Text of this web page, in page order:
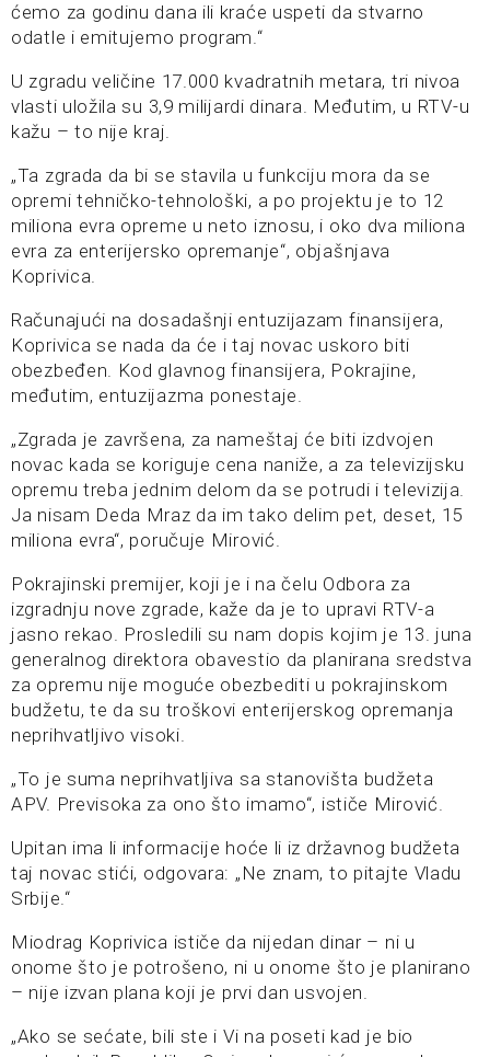
ćemo za godinu dana ili kraće uspeti da stvarno
odatle i emitujemo program.“
U zgradu veličine 17.000 kvadratnih metara, tri nivoa
vlasti uložila su 3,9 milijardi dinara. Međutim, u RTV-u
kažu – to nije kraj.
„Ta zgrada da bi se stavila u funkciju mora da se
opremi tehničko-tehnološki, a po projektu je to 12
miliona evra opreme u neto iznosu, i oko dva miliona
evra za enterijersko opremanje“, objašnjava
Koprivica.
Računajući na dosadašnji entuzijazam finansijera,
Koprivica se nada da će i taj novac uskoro biti
obezbeđen. Kod glavnog finansijera, Pokrajine,
međutim, entuzijazma ponestaje.
„Zgrada je završena, za nameštaj će biti izdvojen
novac kada se koriguje cena naniže, a za televizijsku
opremu treba jednim delom da se potrudi i televizija.
Ja nisam Deda Mraz da im tako delim pet, deset, 15
miliona evra“, poručuje Mirović.
Pokrajinski premijer, koji je i na čelu Odbora za
izgradnju nove zgrade, kaže da je to upravi RTV-a
jasno rekao. Prosledili su nam dopis kojim je 13. juna
generalnog direktora obavestio da planirana sredstva
za opremu nije moguće obezbediti u pokrajinskom
budžetu, te da su troškovi enterijerskog opremanja
neprihvatljivo visoki.
„To je suma neprihvatljiva sa stanovišta budžeta
APV. Previsoka za ono što imamo“, ističe Mirović.
Upitan ima li informacije hoće li iz državnog budžeta
taj novac stići, odgovara: „Ne znam, to pitajte Vladu
Srbije.“
Miodrag Koprivica ističe da nijedan dinar – ni u
onome što je potrošeno, ni u onome što je planirano
– nije izvan plana koji je prvi dan usvojen.
„Ako se sećate, bili ste i Vi na poseti kad je bio